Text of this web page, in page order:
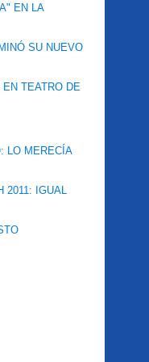
EN LA
SU NUEVO
TEATRO DE
LO MERECÍA
2011: IGUAL